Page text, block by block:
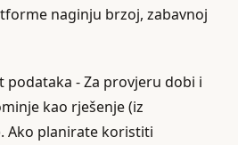
naginju brzoj, zabavnoj
podataka - Za provjeru dobi i
kao rješenje (iz
Ako planirate koristiti